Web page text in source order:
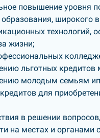
повышение уровня
широкого
технологий,
жизни;
льготных кредитов
молодым семьям
для
в решении
на местах и органами